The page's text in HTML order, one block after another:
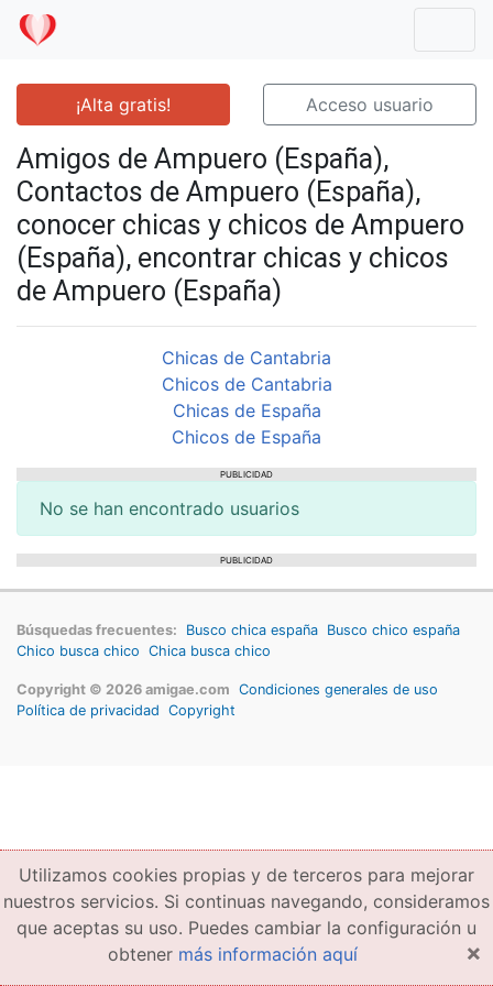
¡Alta gratis! Acceso usuario
Amigos de Ampuero (España),
Contactos de Ampuero (España),
conocer chicas y chicos de Ampuero
(España), encontrar chicas y chicos
de Ampuero (España)
Chicas de Cantabria
Chicos de Cantabria
Chicas de España
Chicos de España
PUBLICIDAD
No se han encontrado usuarios
PUBLICIDAD
Búsquedas frecuentes: Busco chica españa Busco chico españa
Chico busca chico Chica busca chico
Copyright © 2026 amigae.com Condiciones generales de uso
Política de privacidad Copyright
Utilizamos cookies propias y de terceros para mejorar
nuestros servicios. Si continuas navegando, consideramos
que aceptas su uso. Puedes cambiar la configuración u
obtener más información aquí ×